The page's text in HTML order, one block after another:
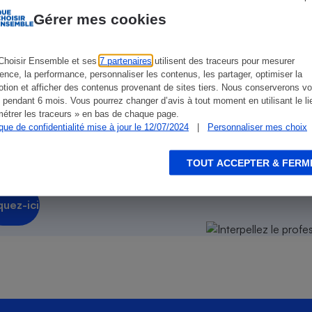
Gérer mes cookies
Ensemble et ses 7 partenaires utilisent des traceurs pour mesurer
la performance, personnaliser les contenus, les partager, optimiser la
et afficher des contenus provenant de sites tiers. Nous conserverons
pendant 6 mois. Vous pourrez changer d’avis à tout moment en utilisant le
les traceurs » en bas de chaque page.
de confidentialité mise à jour le 12/07/2024
| Personnaliser mes choix
TOUT ACCEPTER &
?
!
sur
ici
Four encastrable
Appareil photo
numérique